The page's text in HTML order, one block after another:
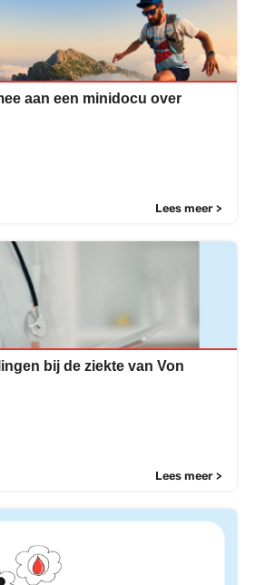
aan een minidocu over
Lees meer >
bij de ziekte van Von
Lees meer >